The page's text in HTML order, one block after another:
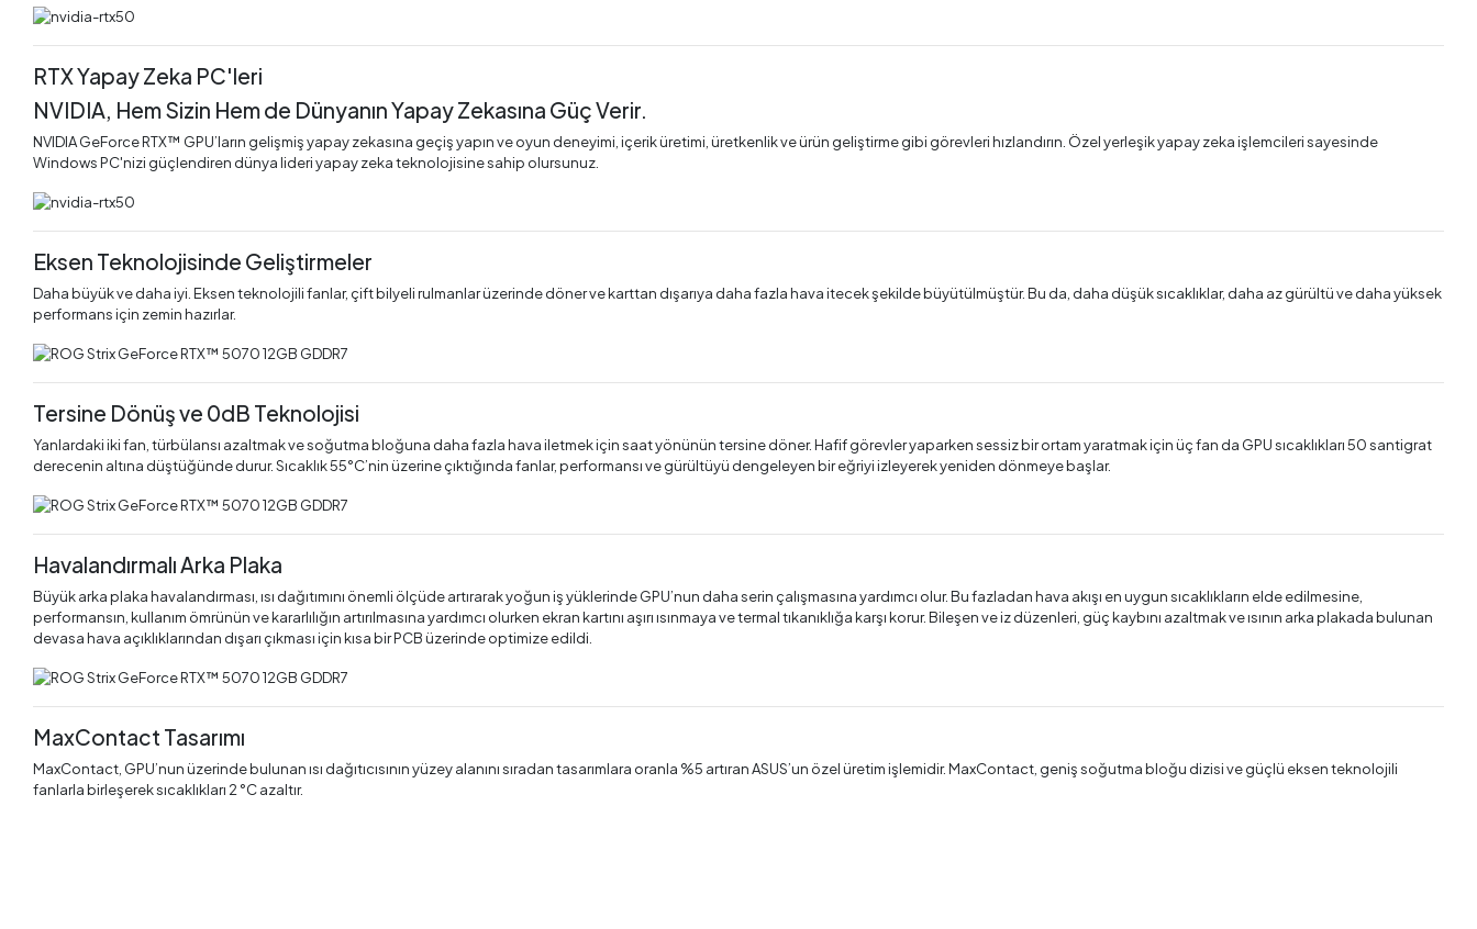
RTX Yapay Zeka PC'leri
NVIDIA, Hem Sizin Hem de Dünyanın Yapay Zekasına Güç Verir.
NVIDIA GeForce RTX™ GPU’ların gelişmiş yapay zekasına geçiş yapın ve oyun deneyimi, içerik üretimi, üretkenlik ve ürün geliştirme gibi görevleri hızlandırın. Özel yerleşik yapay zeka işlemcileri sayesinde
Windows PC'nizi güçlendiren dünya lideri yapay zeka teknolojisine sahip olursunuz.
Eksen Teknolojisinde Geliştirmeler
Daha büyük ve daha iyi. Eksen teknolojili fanlar, çift bilyeli rulmanlar üzerinde döner ve karttan dışarıya daha fazla hava itecek şekilde büyütülmüştür. Bu da, daha düşük sıcaklıklar, daha az gürültü ve daha yüksek
performans için zemin hazırlar.
Tersine Dönüş ve 0dB Teknolojisi
Yanlardaki iki fan, türbülansı azaltmak ve soğutma bloğuna daha fazla hava iletmek için saat yönünün tersine döner. Hafif görevler yaparken sessiz bir ortam yaratmak için üç fan da GPU sıcaklıkları 50 santigrat
derecenin altına düştüğünde durur. Sıcaklık 55°C’nin üzerine çıktığında fanlar, performansı ve gürültüyü dengeleyen bir eğriyi izleyerek yeniden dönmeye başlar.
Havalandırmalı Arka Plaka
Büyük arka plaka havalandırması, ısı dağıtımını önemli ölçüde artırarak yoğun iş yüklerinde GPU’nun daha serin çalışmasına yardımcı olur. Bu fazladan hava akışı en uygun sıcaklıkların elde edilmesine,
performansın, kullanım ömrünün ve kararlılığın artırılmasına yardımcı olurken ekran kartını aşırı ısınmaya ve termal tıkanıklığa karşı korur. Bileşen ve iz düzenleri, güç kaybını azaltmak ve ısının arka plakada bulunan
devasa hava açıklıklarından dışarı çıkması için kısa bir PCB üzerinde optimize edildi.
MaxContact Tasarımı
MaxContact, GPU’nun üzerinde bulunan ısı dağıtıcısının yüzey alanını sıradan tasarımlara oranla %5 artıran ASUS’un özel üretim işlemidir. MaxContact, geniş soğutma bloğu dizisi ve güçlü eksen teknolojili
fanlarla birleşerek sıcaklıkları 2 °C azaltır.